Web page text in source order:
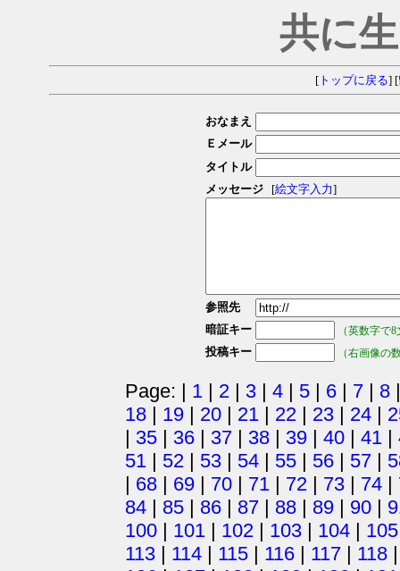
共に
[トップに戻る] [
おなまえ
Ｅメール
タイトル
メッセージ
[絵文字入力]
参照先
暗証キー
（英数字で
投稿キー （右画像の
Page: | 1 | 2 | 3 | 4 | 5 | 6 | 7 | 8
18 | 19 | 20 | 21 | 22 | 23 | 24 |
| 35 | 36 | 37 | 38 | 39 | 40 | 41 |
51 | 52 | 53 | 54 | 55 | 56 | 57 |
| 68 | 69 | 70 | 71 | 72 | 73 | 74 |
84 | 85 | 86 | 87 | 88 | 89 | 90 |
100 | 101 | 102 | 103 | 104 | 105
113 | 114 | 115 | 116 | 117 | 118